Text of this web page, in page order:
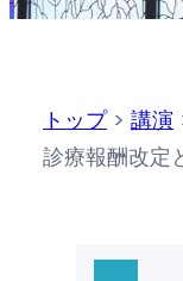
トップ> 講演
診療報酬改定